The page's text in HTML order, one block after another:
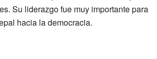
Su liderazgo fue muy importante para
hacia la democracia.